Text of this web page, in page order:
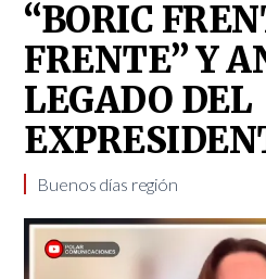
“BORIC
FRENTE” Y
LEGADO DEL
Buenos días región